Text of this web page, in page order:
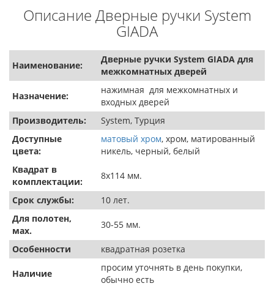
Описание Дверные ручки System
GIADA
Наименование:
Дверные ручки System GIADA для
межкомнатных дверей
Назначение:
нажимная для межкомнатных и
входных дверей
Производитель:
System, Турция
Доступные
цвета:
матовый хром, хром, матированный
никель, черный, белый
Квадрат в
комплектации:
8х114 мм.
Срок службы:
10 лет.
Для полотен,
мах.
30-55 мм.
Особенности квадратная розетка
Наличие
просим уточнять в день покупки,
обычно есть